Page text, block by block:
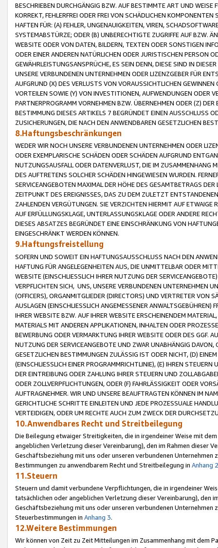
BESCHRIEBEN DURCHGÄNGIG BZW. AUF BESTIMMTE ART UND
KORREKT, FEHLERFREI ODER FREI VON SCHÄDLICHEN
HAFTEN FÜR: (A) FEHLER, UNGENAUIGKEITEN, VIREN,
SYSTEMABSTÜRZE; ODER (B) UNBERECHTIGTE ZUGRIFFE AUF BZW.
WEBSITE ODER VON DATEN, BILDERN, TEXTEN ODER SONSTIGEN
ODER EINER ANDEREN NATÜRLICHEN ODER JURISTISCHEN PERSON
GEWÄHRLEISTUNGSANSPRÜCHE, ES SEIN DENN, DIESE SIND IN
UNSERE VERBUNDENEN UNTERNEHMEN ODER LIZENZGEBER FÜR
AUFGRUND (X) DES VERLUSTS VON VORAUSSICHTLICHEN
VORTEILEN SOWIE (Y) VON INVESTITIONEN, AUFWENDUNGEN ODER
PARTNERPROGRAMM VORNEHMEN BZW. ÜBERNEHMEN ODER (Z)
BESTIMMUNG DIESES ARTIKELS 7 BEGRÜNDET EINEN AUSSCHLUSS
ZUSICHERUNGEN, DIE NACH DEN ANWENDBAREN GESETZLICHEN
8.Haftungsbeschränkungen
WEDER WIR NOCH UNSERE VERBUNDENEN UNTERNEHMEN ODER
ODER EXEMPLARISCHE SCHÄDEN ODER SCHÄDEN AUFGRUND
NUTZUNGSAUSFALL ODER DATENVERLUST, DIE IM ZUSAMMENHANG
DES AUFTRETENS SOLCHER SCHÄDEN HINGEWIESEN WURDEN.
SERVICEANGEBOTEN MAXIMAL DER HÖHE DES GESAMTBETRAGS
ZEITPUNKT DES EREIGNISSES, DAS ZU DEM ZULETZT
ZAHLENDEN VERGÜTUNGEN. SIE VERZICHTEN HIERMIT AUF
AUF ERFÜLLUNGSKLAGE, UNTERLASSUNGSKLAGE ODER ANDERE
DIESES ABSATZES BEGRÜNDET EINE EINSCHRÄNKUNG VON
EINGESCHRÄNKT WERDEN KÖNNEN.
9.Haftungsfreistellung
SOFERN UND SOWEIT EIN HAFTUNGSAUSSCHLUSS NACH DEN
HAFTUNG FÜR ANGELEGENHEITEN AUS, DIE UNMITTELBAR ODER
WEBSITE (EINSCHLIESSLICH IHRER NUTZUNG DER
VERPFLICHTEN SICH, UNS, UNSERE VERBUNDENEN UNTERNEHMEN
(OFFICERS), ORGANMITGLIEDER (DIRECTORS) UND VERTRETER VON
AUSLAGEN (EINSCHLIESSLICH ANGEMESSENER
IHRER WEBSITE BZW. AUF IHRER WEBSITE ERSCHEINENDEM
MATERIALS MIT ANDEREN APPLIKATIONEN, INHALTEN ODER
BEWERBUNG ODER VERMARKTUNG IHRER WEBSITE ODER DES GGF.
NUTZUNG DER SERVICEANGEBOTE UND ZWAR UNABHÄNGIG
GESETZLICHEN BESTIMMUNGEN ZULÄSSIG IST ODER NICHT, (D)
(EINSCHLIESSLICH EINER PROGRAMMRICHTLINIE), (E) IHREN
DER EINTREIBUNG ODER ZAHLUNG IHRER STEUERN UND
ODER ZOLLVERPFLICHTUNGEN, ODER (F) FAHRLÄSSIGKEIT ODER
AUFTRAGNEHMER. WIR UND UNSERE BEAUFTRAGTEN KÖNNEN IM
GERICHTLICHE SCHRITTE EINLEITEN UND JEDE PROZESSUALE
VERTEIDIGEN, ODER UM RECHTE AUCH ZUM ZWECK DER
10.Anwendbares Recht und Streitbeilegung
Die Beilegung etwaiger Streitigkeiten, die in irgendeiner Weise mit
angeblichen Verletzung dieser Vereinbarung), den im Rahmen dieser
Geschäftsbeziehung mit uns oder unseren verbundenen
Bestimmungen zu anwendbarem Recht und Streitbeilegung in Anhang 2
11.Steuern
Steuern und damit verbundene Verpflichtungen, die in irgendeiner
tatsächlichen oder angeblichen Verletzung dieser Vereinbarung), den
Geschäftsbeziehung mit uns oder unseren verbundenen
Steuerbestimmungen in Anhang 3.
12.Weitere Bestimmungen
Wir können von Zeit zu Zeit Mitteilungen im Zusammenhang mit dem